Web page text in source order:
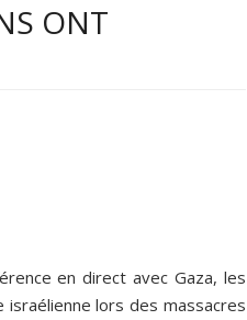
ONT
en direct avec Gaza, les
lors des massacres